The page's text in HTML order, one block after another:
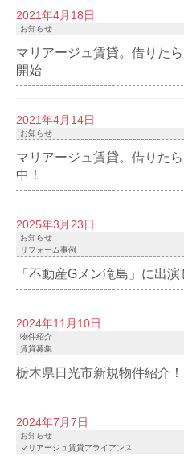
2021年4月18日
お知らせ
マリアージュ賃貸。借りた
開始
2021年4月14日
お知らせ
マリアージュ賃貸。借りた
中！
2025年3月23日
お知らせ
リフォーム事例
「不動産Gメン滝島」に出演
2024年11月10日
物件紹介
賃貸募集
栃木県日光市新規物件紹介！
2024年7月7日
お知らせ
マリアージュ賃貸アライアンス